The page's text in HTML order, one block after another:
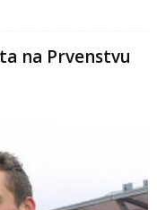
na Prvenstvu